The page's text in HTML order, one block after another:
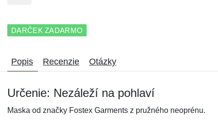
DARČEK ZADARMO
Popis Recenzie Otázky
Určenie: Nezáleží na pohlaví
Maska od značky Fostex Garments z pružného neoprénu.